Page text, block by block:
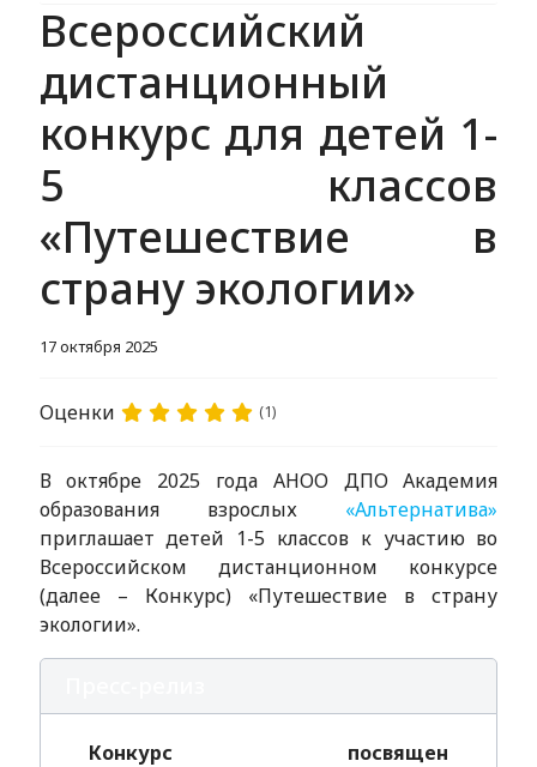
Всероссийский
дистанционный
конкурс для детей 1-
5 классов
«Путешествие в
страну экологии»
17 октября 2025
Оценки (1)
В октябре 2025 года АНОО ДПО Академия
образования взрослых «Альтернатива»
приглашает детей 1-5 классов к участию во
Всероссийском дистанционном конкурсе
(далее – Конкурс) «Путешествие в страну
экологии».
Конкурс посвящен